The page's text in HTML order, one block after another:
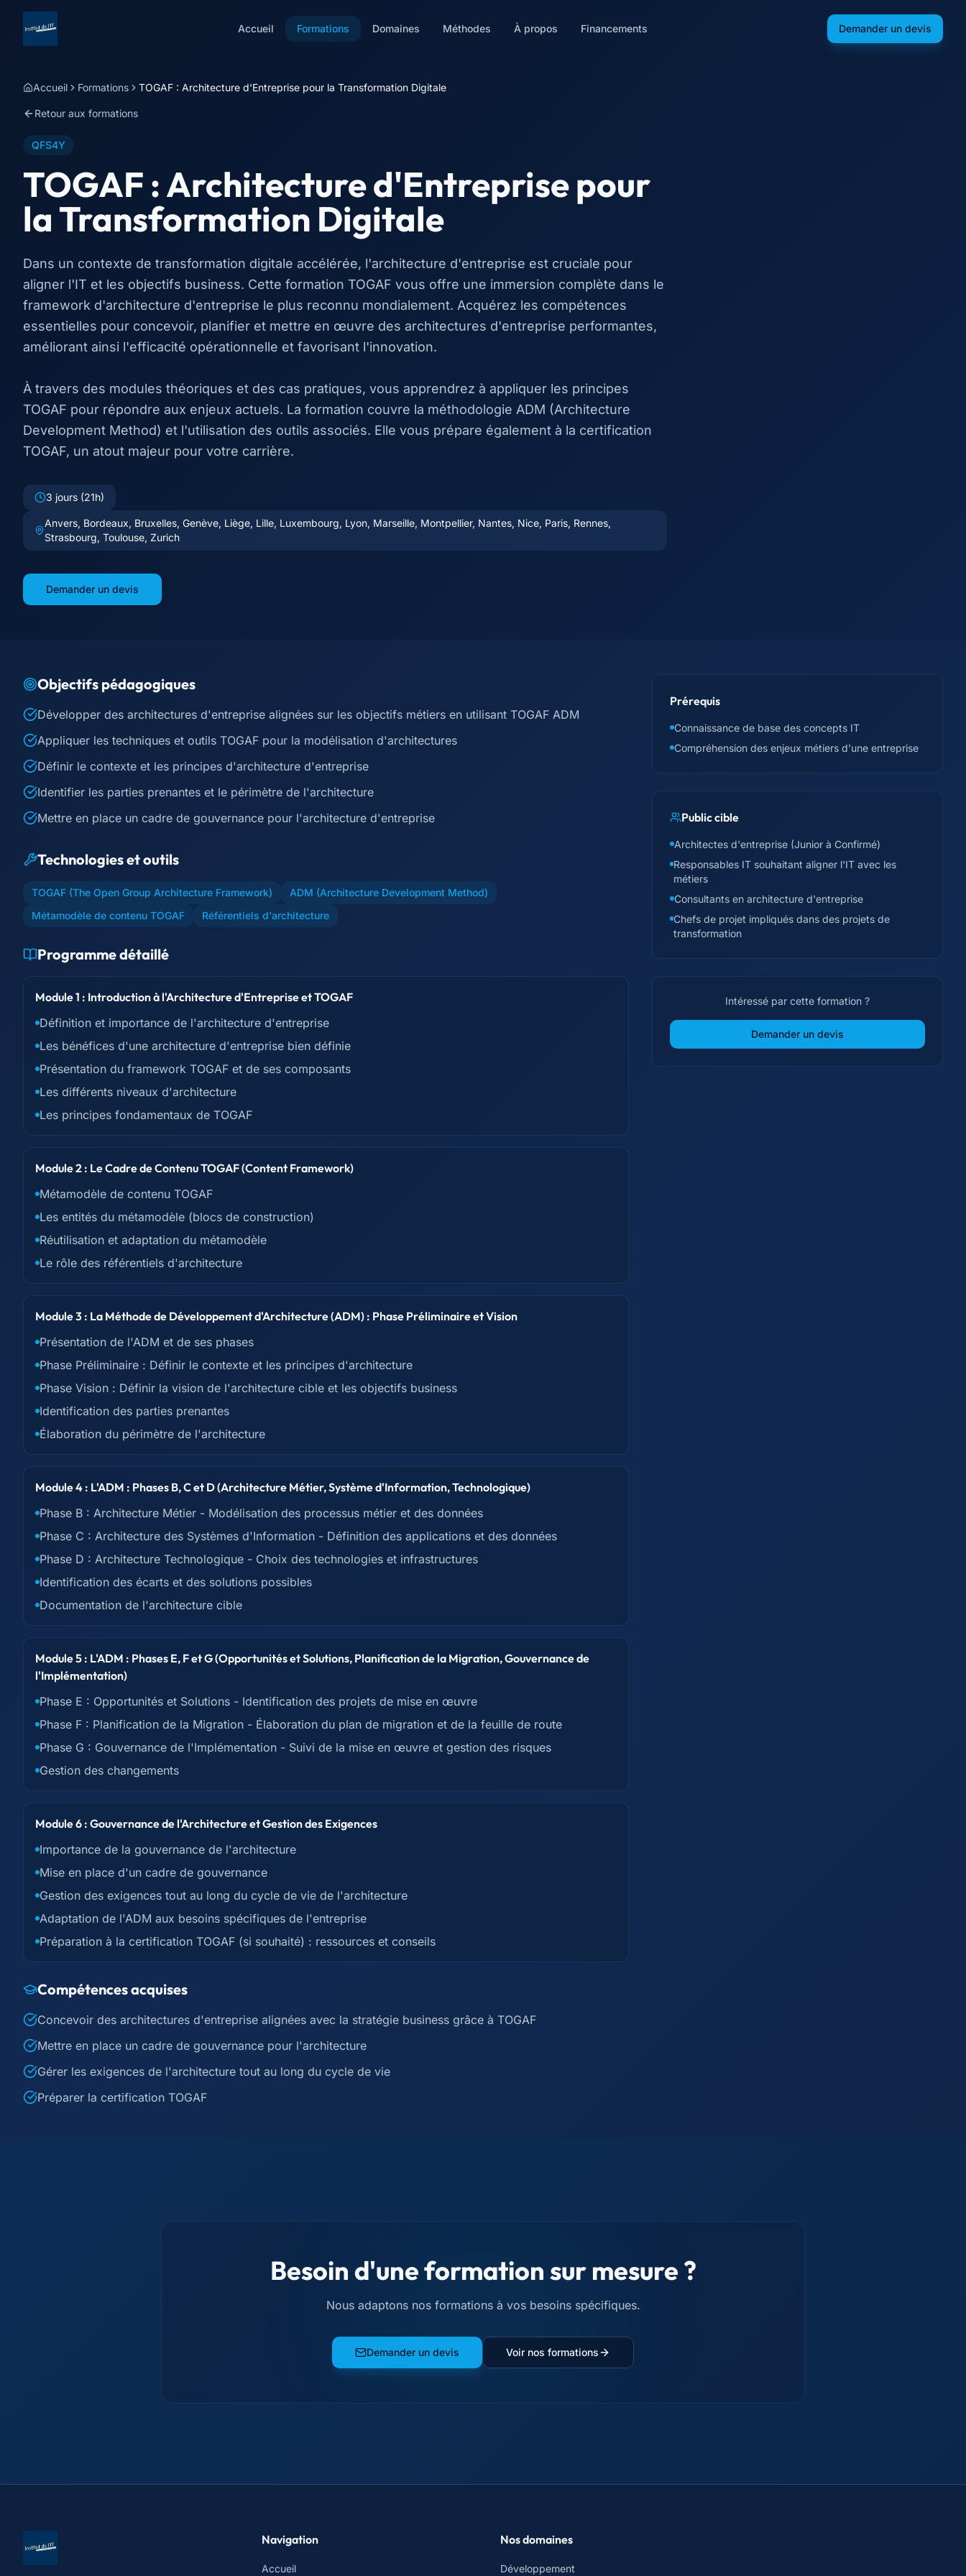
Accueil Formations Domaines Méthodes À propos Financements Demander un devis
Accueil Formations TOGAF : Architecture d'Entreprise pour la Transformation Digitale
Retour aux formations
QFS4Y
TOGAF : Architecture d'Entreprise pour
la Transformation Digitale
Dans un contexte de transformation digitale accélérée, l'architecture d'entreprise est cruciale pour
aligner l'IT et les objectifs business. Cette formation TOGAF vous offre une immersion complète dans le
framework d'architecture d'entreprise le plus reconnu mondialement. Acquérez les compétences
essentielles pour concevoir, planifier et mettre en œuvre des architectures d'entreprise performantes,
améliorant ainsi l'efficacité opérationnelle et favorisant l'innovation.
À travers des modules théoriques et des cas pratiques, vous apprendrez à appliquer les principes
TOGAF pour répondre aux enjeux actuels. La formation couvre la méthodologie ADM (Architecture
Development Method) et l'utilisation des outils associés. Elle vous prépare également à la certification
TOGAF, un atout majeur pour votre carrière.
3 jours (21h)
Anvers, Bordeaux, Bruxelles, Genève, Liège, Lille, Luxembourg, Lyon, Marseille, Montpellier, Nantes, Nice, Paris, Rennes,
Strasbourg, Toulouse, Zurich
Demander un devis
Objectifs pédagogiques
Développer des architectures d'entreprise alignées sur les objectifs métiers en utilisant TOGAF ADM
Appliquer les techniques et outils TOGAF pour la modélisation d'architectures
Définir le contexte et les principes d'architecture d'entreprise
Identifier les parties prenantes et le périmètre de l'architecture
Mettre en place un cadre de gouvernance pour l'architecture d'entreprise
Technologies et outils
TOGAF (The Open Group Architecture Framework)
ADM (Architecture Development Method)
Métamodèle de contenu TOGAF
Référentiels d'architecture
Programme détaillé
Module 1 : Introduction à l'Architecture d'Entreprise et TOGAF
Définition et importance de l'architecture d'entreprise
Les bénéfices d'une architecture d'entreprise bien définie
Présentation du framework TOGAF et de ses composants
Les différents niveaux d'architecture
Les principes fondamentaux de TOGAF
Module 2 : Le Cadre de Contenu TOGAF (Content Framework)
Métamodèle de contenu TOGAF
Les entités du métamodèle (blocs de construction)
Réutilisation et adaptation du métamodèle
Le rôle des référentiels d'architecture
Module 3 : La Méthode de Développement d'Architecture (ADM) : Phase Préliminaire et Vision
Présentation de l'ADM et de ses phases
Phase Préliminaire : Définir le contexte et les principes d'architecture
Phase Vision : Définir la vision de l'architecture cible et les objectifs business
Identification des parties prenantes
Élaboration du périmètre de l'architecture
Module 4 : L'ADM : Phases B, C et D (Architecture Métier, Système d'Information, Technologique)
Phase B : Architecture Métier - Modélisation des processus métier et des données
Phase C : Architecture des Systèmes d'Information - Définition des applications et des données
Phase D : Architecture Technologique - Choix des technologies et infrastructures
Identification des écarts et des solutions possibles
Documentation de l'architecture cible
Module 5 : L'ADM : Phases E, F et G (Opportunités et Solutions, Planification de la Migration, Gouvernance de
l'Implémentation)
Phase E : Opportunités et Solutions - Identification des projets de mise en œuvre
Phase F : Planification de la Migration - Élaboration du plan de migration et de la feuille de route
Phase G : Gouvernance de l'Implémentation - Suivi de la mise en œuvre et gestion des risques
Gestion des changements
Module 6 : Gouvernance de l'Architecture et Gestion des Exigences
Importance de la gouvernance de l'architecture
Mise en place d'un cadre de gouvernance
Gestion des exigences tout au long du cycle de vie de l'architecture
Adaptation de l'ADM aux besoins spécifiques de l'entreprise
Préparation à la certification TOGAF (si souhaité) : ressources et conseils
Compétences acquises
Concevoir des architectures d'entreprise alignées avec la stratégie business grâce à TOGAF
Mettre en place un cadre de gouvernance pour l'architecture
Gérer les exigences de l'architecture tout au long du cycle de vie
Préparer la certification TOGAF
Prérequis
Connaissance de base des concepts IT
Compréhension des enjeux métiers d'une entreprise
Public cible
Architectes d'entreprise (Junior à Confirmé)
Responsables IT souhaitant aligner l'IT avec les
métiers
Consultants en architecture d'entreprise
Chefs de projet impliqués dans des projets de
transformation
Intéressé par cette formation ?
Demander un devis
Besoin d'une formation sur mesure ?
Nous adaptons nos formations à vos besoins spécifiques.
Demander un devis Voir nos formations
Navigation
Accueil
Nos domaines
Développement